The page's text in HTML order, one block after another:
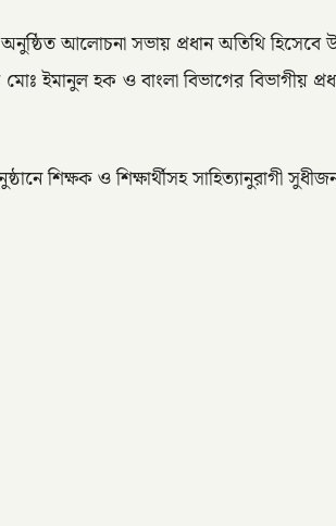
আলোচনা সভায় প্রধান অতিথি হিসেবে
ইমানুল হক ও বাংলা বিভাগের বিভাগীয়
শিক্ষক ও শিক্ষার্থীসহ সাহিত্যানুরাগী